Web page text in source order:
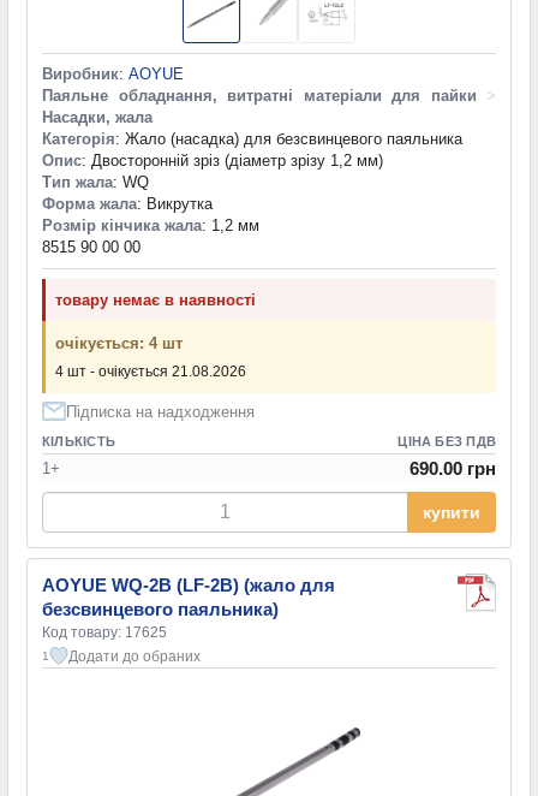
Виробник: AOYUE
Паяльне обладнання, витратні матеріали для пайки
>
Насадки, жала
Категорія: Жало (насадка) для безсвинцевого паяльника
Опис: Двосторонній зріз (діаметр зрізу 1,2 мм)
Тип жала: WQ
Форма жала: Викрутка
Розмір кінчика жала: 1,2 мм
8515 90 00 00
товару немає в наявності
очікується: 4 шт
4 шт - очікується 21.08.2026
Підписка на надходження
КІЛЬКІСТЬ ЦІНА БЕЗ ПДВ
1+ 690.00 грн
купити
AOYUE WQ-2B (LF-2B) (жало для
безсвинцевого паяльника)
Код товару: 17625
1 Додати до обраних